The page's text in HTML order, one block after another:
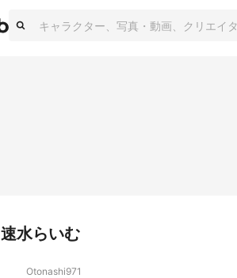
速水らいむ
Otonashi971